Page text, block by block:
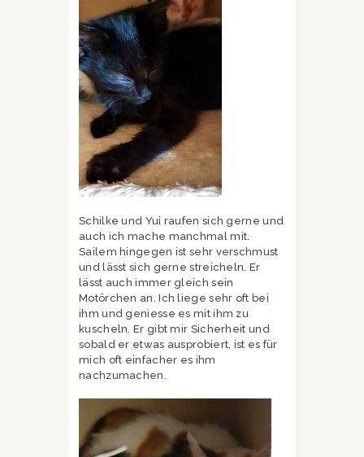
Schilke und Yui raufen sich gerne und
auch ich mache manchmal mit.
Sailem hingegen ist sehr verschmust
und lässt sich gerne streicheln. Er
lässt auch immer gleich sein
Motörchen an. Ich liege sehr oft bei
ihm und geniesse es mit ihm zu
kuscheln. Er gibt mir Sicherheit und
sobald er etwas ausprobiert, ist es für
mich oft einfacher es ihm
nachzumachen.